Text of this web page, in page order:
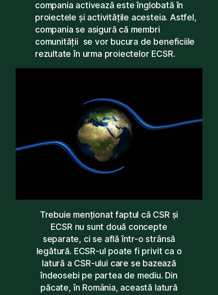
compania activează este înglobată în
proiectele și activitățile acesteia. Astfel,
compania se asigură că membri
comunității se vor bucura de beneficiile
rezultate în urma proiectelor ECSR.
Trebuie menționat faptul că CSR și
ECSR nu sunt două concepte
separate, ci se află într-o strânsă
legătură. ECSR-ul poate fi privit ca o
latură a CSR-ului care se bazează
îndeosebi pe partea de mediu. Din
păcate, în România, această latură